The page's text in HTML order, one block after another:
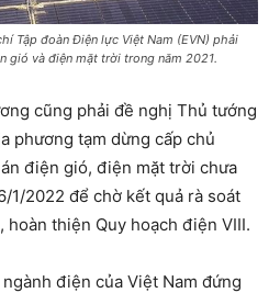
Tập đoàn Điện lực Việt Nam (EVN) phải
gió và điện mặt trời trong năm 2021.
cũng phải đề nghị Thủ tướng
phương tạm dừng cấp chủ
điện gió, điện mặt trời chưa
1/2022 để chờ kết quả rà soát
thiện Quy hoạch điện VIII.
điện của Việt Nam đứng